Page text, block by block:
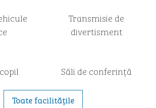
Transmisie de
divertisment
Săli de conferință
Toate facilitățile